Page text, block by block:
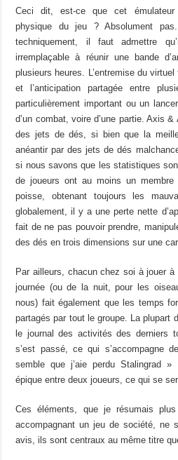
Ceci dit, est-ce que cet
physique du jeu ? Absolument
techniquement, il faut admettre
irremplaçable à réunir une bande
plusieurs heures. L’entremise du
et l’anticipation partagée entre
particulièrement important ou un
d’un combat, voire d’une partie. Axis
des jets de dés, si bien que la
anéantir par des jets de dés
si nous savons que les statistiques
de joueurs ont au moins un
poisse, obtenant toujours les
globalement, il y a une perte nette
fait de ne pas pouvoir prendre,
des dés en trois dimensions sur une
Par ailleurs, chacun chez soi à jouer
journée (ou de la nuit, pour les
nous) fait également que les temps
partagés par tout le groupe. La plupart
le journal des activités des derniers
s’est passé, ce qui s’accompagne
semble que j’aie perdu Stalingrad »
épique entre deux joueurs, ce qui se
Ces éléments, que je résumais
accompagnant un jeu de société, ne
avis, ils sont centraux au même titre